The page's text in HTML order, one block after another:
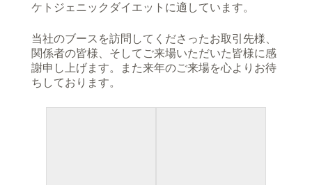
ケトジェニックダイエットに適しています。
当社のブースを訪問してくださったお取引先様、
関係者の皆様、そしてご来場いただいた皆様に感
謝申し上げます。また来年のご来場を心よりお待
ちしております。